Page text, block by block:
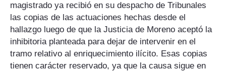
Tecnología
Maquinaria agrícola
Agenda
Regionales
magistrado ya recibió en su despacho de Tribunales
las copias de las actuaciones hechas desde el
hallazgo luego de que la Justicia de Moreno aceptó la
inhibitoria planteada para dejar de intervenir en el
tramo relativo al enriquecimiento ilícito. Esas copias
tienen carácter reservado, ya que la causa sigue en